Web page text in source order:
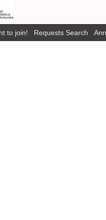
to join! Requests Search